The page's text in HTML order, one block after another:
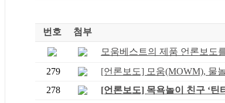
번호 첨부
모움베스트의 제품 언론보도
279
[언론보도] 모움(MOWM), 물
278
[언론보도] 목욕놀이 친구 ‘틴